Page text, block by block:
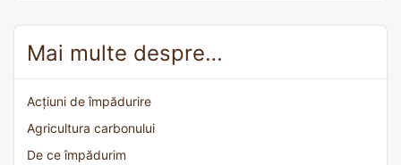
Mai multe despre…
Acțiuni de împădurire
Agricultura carbonului
De ce împădurim